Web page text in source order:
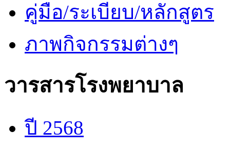
คู่มือ/ระเบียบ/หลักสูตร
ภาพกิจกรรมต่างๆ
วารสารโรงพยาบาล
ปี 2568